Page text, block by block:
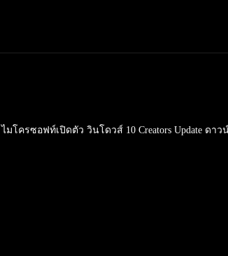
ไมโครซอฟท์เปิดตัว วินโดวส์ 10 Creators Update ดา